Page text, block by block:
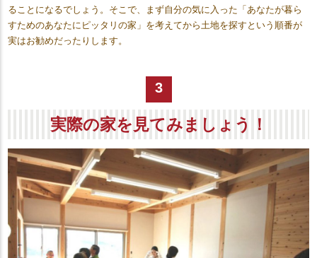
ることになるでしょう。そこで、まず自分の気に入った「あなたが暮ら
すためのあなたにピッタリの家」を考えてから土地を探すという順番が
実はお勧めだったりします。
3
実際の家を見てみましょう！